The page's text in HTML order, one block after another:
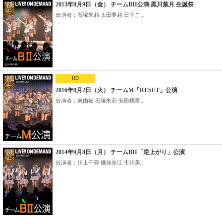
2013年8月9日（金） チームBII公演 黒川葉月 生誕祭
出演者：石塚朱莉 太田夢莉 日下こ...
HD
2016年8月2日（火） チームM「RESET」公演
出演者：東由樹 石塚朱莉 安田桃寧...
2014年9月8日（月） チームBII「逆上がり」公演
出演者：川上千尋 磯佳奈江 市川美...